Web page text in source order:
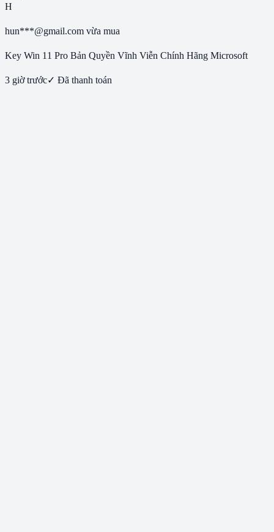
H
hun***@gmail.com vừa mua
Key Win 11 Pro Bản Quyền Vĩnh Viễn Chính Hãng Microsoft
3 giờ trước✓ Đã thanh toán